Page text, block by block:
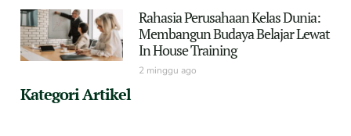
Rahasia Perusahaan Kelas Dunia:
Membangun Budaya Belajar Lewat
In House Training
2 minggu ago
Kategori Artikel